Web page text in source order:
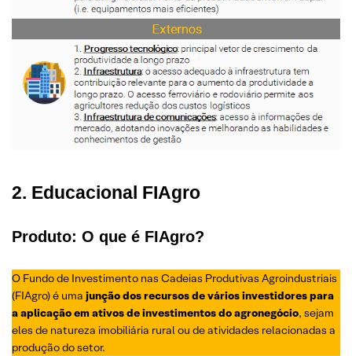
2. Educacional FIAgro
Produto: O que é FIAgro?
O Fundo de Investimento nas Cadeias Produtivas Agroindustriais
(FIAgro) é uma junção dos recursos de vários investidores para
a aplicação em ativos de investimentos do agronegócio, sejam
eles de natureza imobiliária rural ou de atividades relacionadas a
produção do setor.